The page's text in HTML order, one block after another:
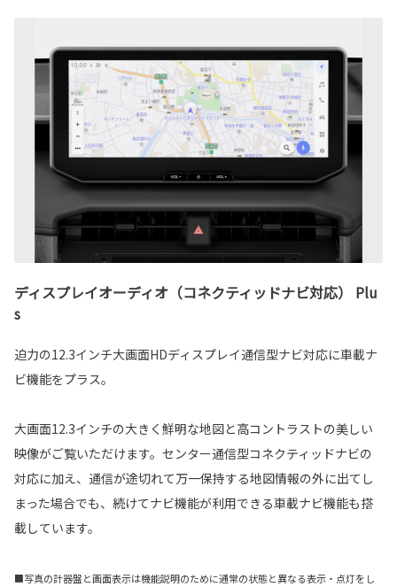
ディスプレイオーディオ（コネクティッドナビ対応） Plu
s
迫力の12.3インチ大画面HDディスプレイ通信型ナビ対応に車載ナ
ビ機能をプラス。
大画面12.3インチの大きく鮮明な地図と高コントラストの美しい
映像がご覧いただけます。センター通信型コネクティッドナビの
対応に加え、通信が途切れて万一保持する地図情報の外に出てし
まった場合でも、続けてナビ機能が利用できる車載ナビ機能も搭
載しています。
■写真の計器盤と画面表示は機能説明のために通常の状態と異なる表示・点灯をし